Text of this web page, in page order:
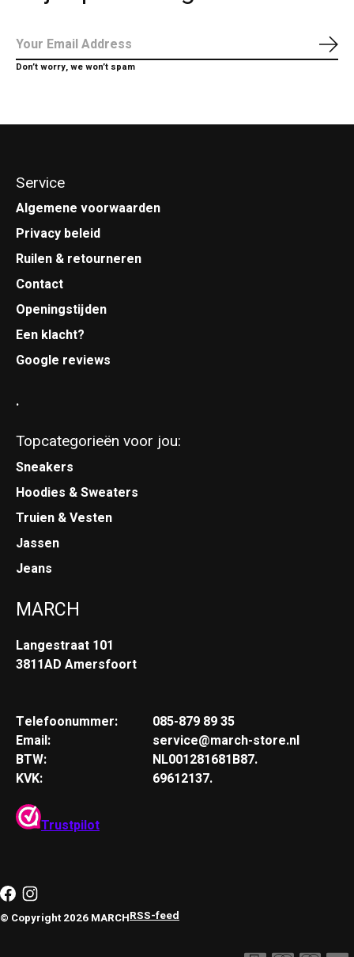
Don’t worry, we won’t spam
Service
Algemene voorwaarden
Privacy beleid
Ruilen & retourneren
Contact
Openingstijden
Een klacht?
Google reviews
.
Topcategorieën voor jou:
Sneakers
Hoodies & Sweaters
Truien & Vesten
Jassen
Jeans
MARCH
Langestraat 101
3811AD Amersfoort
Telefoonummer:
Email:
BTW:
KVK:
085-879 89 35
service@march-store.nl
NL001281681B87.
69612137.
Trustpilot
© Copyright 2026 MARCHRSS-feed